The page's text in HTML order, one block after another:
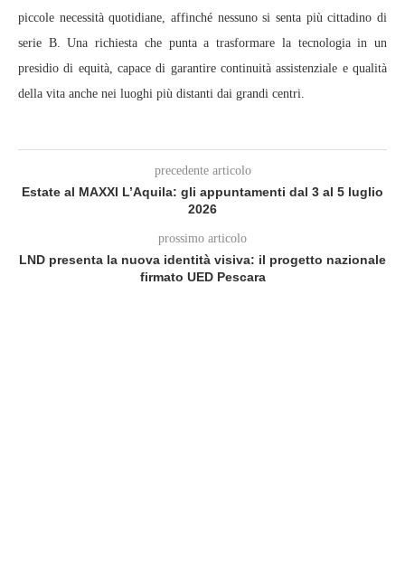
piccole necessità quotidiane, affinché nessuno si senta più cittadino di
serie B. Una richiesta che punta a trasformare la tecnologia in un
presidio di equità, capace di garantire continuità assistenziale e qualità
della vita anche nei luoghi più distanti dai grandi centri.
precedente articolo
Estate al MAXXI L’Aquila: gli appuntamenti dal 3 al 5 luglio
2026
prossimo articolo
LND presenta la nuova identità visiva: il progetto nazionale
firmato UED Pescara